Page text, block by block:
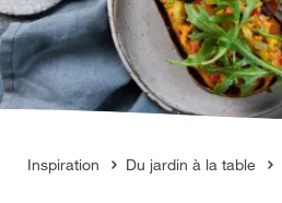
Conseil
Thèmes
Service
Inspiration Du jardin à la table